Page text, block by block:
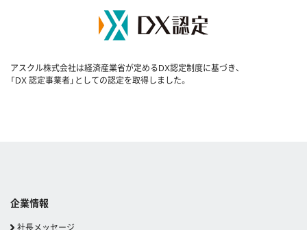
アスクル株式会社は経済産業省が定めるDX認定制度に基づき、
「DX 認定事業者」としての認定を取得しました。
企業情報
社長メッセージ